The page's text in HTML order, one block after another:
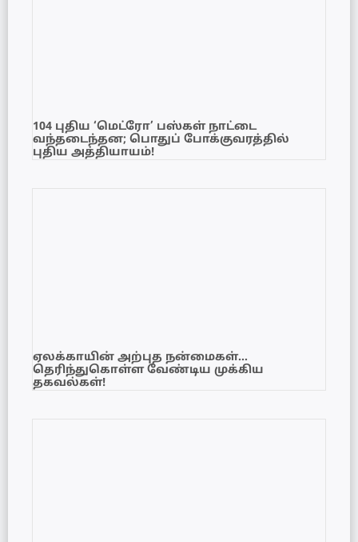
104 புதிய ‘மெட்ரோ’ பஸ்கள் நாட்டை
வந்தடைந்தன; பொதுப் போக்குவரத்தில்
புதிய அத்தியாயம்!
ஏலக்காயின் அற்புத நன்மைகள்…
தெரிந்துகொள்ள வேண்டிய முக்கிய
தகவல்கள்!